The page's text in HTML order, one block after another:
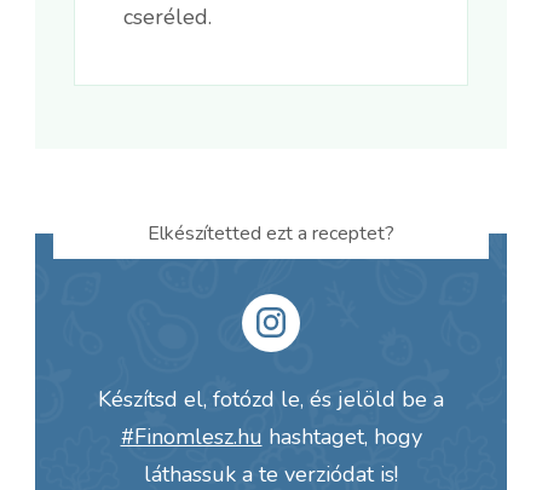
cseréled.
Elkészítetted ezt a receptet?
Készítsd el, fotózd le, és jelöld be a
#Finomlesz.hu hashtaget, hogy
láthassuk a te verziódat is!